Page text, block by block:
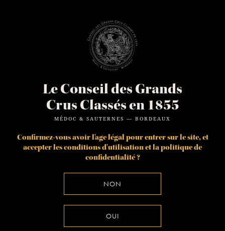
Le Conseil des Grands
Crus Classés en 1855
MÉDOC & SAUTERNES — BORDEAUX
Confirmez-vous avoir l'age légal pour entrer sur le site, et
accepter lesconditions d'utilisationet lapolitique de
confidentialité?
NON
OUI